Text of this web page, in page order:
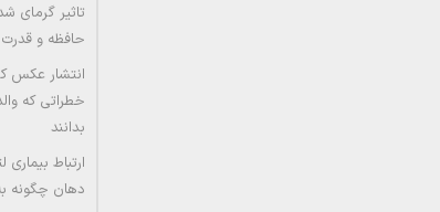
تاثیر گرمای
حافظه و
انتشار عکس
خطراتی که
بدانند
ارتباط
دهان چگونه